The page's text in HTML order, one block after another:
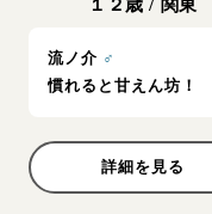
１２歳 / 関東
流ノ介 ♂
慣れると甘えん坊！
詳細を見る